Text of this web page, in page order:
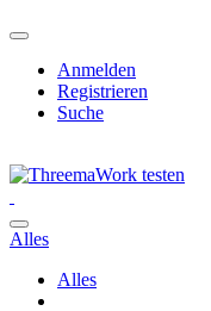
Anmelden
Registrieren
Suche
Alles
Alles